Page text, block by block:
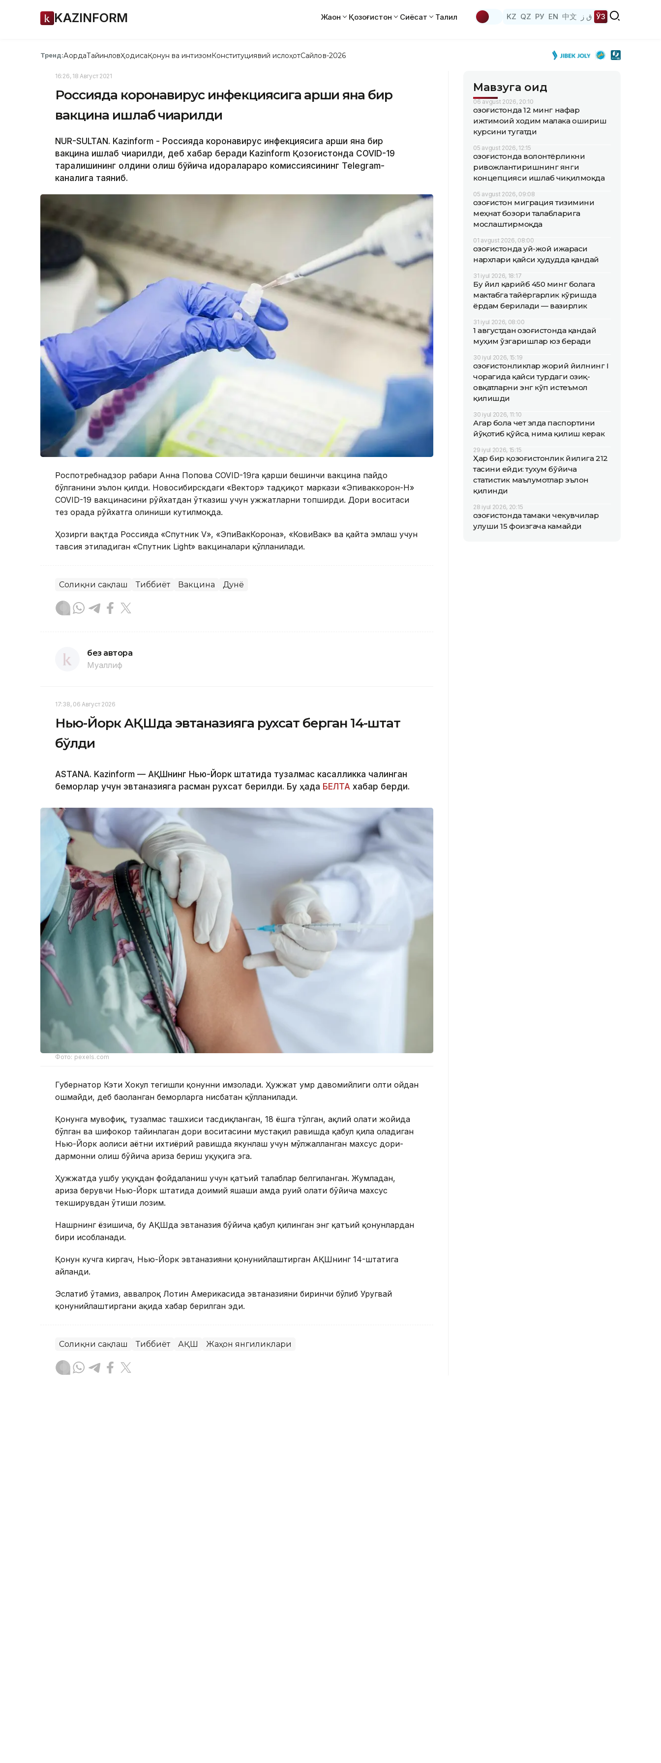
KAZINFORM Жаҳон Қозоғистон Сиёсат Таҳлил KZ QZ РУ EN 中文 ق ز ЎЗ
Тренд:АқордаТайинловҲодисаҚонун ва интизомКонституциявий ислоҳотСайлов-2026
16:26, 18 Август 2021
Россияда коронавирус инфекциясига қарши яна бир
вакцина ишлаб чиқарилди
NUR-SULTAN. Kazinform - Россияда коронавирус инфекциясига қарши яна бир
вакцина ишлаб чиқарилди, деб хабар беради Kazinform Қозоғистонда COVID-19
тарқалишининг олдини олиш бўйича идоралараро комиссиясининг Telegram-
каналига таяниб.
Роспотребнадзор раҳбари Анна Попова COVID-19га қарши бешинчи вакцина пайдо
бўлганини эълон қилди. Новосибирскдаги «Вектор» тадқиқот маркази «Эпиваккорон-Н»
COVID-19 вакцинасини рўйхатдан ўтказиш учун ҳужжатларни топширди. Дори воситаси
тез орада рўйхатга олиниши кутилмоқда.
Ҳозирги вақтда Россияда «Спутник V», «ЭпиВакКорона», «КовиВак» ва қайта эмлаш учун
тавсия этиладиган «Спутник Light» вакциналари қўлланилади.
Соғлиқни сақлаш Тиббиёт Вакцина Дунё
без автора
Муаллиф
17:38, 06 Август 2026
Нью-Йорк АҚШда эвтаназияга рухсат берган 14-штат
бўлди
ASTANA. Kazinform — АҚШнинг Нью-Йорк штатида тузалмас касалликка чалинган
беморлар учун эвтаназияга расман рухсат берилди. Бу ҳақда БЕЛТА хабар берди.
Фото: pexels.com
Губернатор Кэти Хокул тегишли қонунни имзолади. Ҳужжат умр давомийлиги олти ойдан
ошмайди, деб баҳоланган беморларга нисбатан қўлланилади.
Қонунга мувофиқ, тузалмас ташхиси тасдиқланган, 18 ёшга тўлган, ақлий ҳолати жойида
бўлган ва шифокор тайинлаган дори воситасини мустақил равишда қабул қила оладиган
Нью-Йорк аҳолиси ҳаётни ихтиёрий равишда якунлаш учун мўлжалланган махсус дори-
дармонни олиш бўйича ариза бериш ҳуқуқига эга.
Ҳужжатда ушбу ҳуқуқдан фойдаланиш учун қатъий талаблар белгиланган. Жумладан,
ариза берувчи Нью-Йорк штатида доимий яшаши ҳамда руҳий ҳолати бўйича махсус
текширувдан ўтиши лозим.
Нашрнинг ёзишича, бу АҚШда эвтаназия бўйича қабул қилинган энг қатъий қонунлардан
бири ҳисобланади.
Қонун кучга киргач, Нью-Йорк эвтаназияни қонунийлаштирган АҚШнинг 14-штатига
айланди.
Эслатиб ўтамиз, аввалроқ Лотин Америкасида эвтаназияни биринчи бўлиб Уругвай
қонунийлаштиргани ҳақида хабар берилган эди.
Соғлиқни сақлаш Тиббиёт АҚШ Жаҳон янгиликлари
Мавзуга оид
06 avgust 2026, 20:10
Қозоғистонда 12 минг нафар
ижтимоий ходим малака ошириш
курсини тугатди
05 avgust 2026, 12:15
Қозоғистонда волонтёрликни
ривожлантиришнинг янги
концепцияси ишлаб чиқилмоқда
05 avgust 2026, 09:08
Қозоғистон миграция тизимини
меҳнат бозори талабларига
мослаштирмоқда
01 avgust 2026, 08:00
Қозоғистонда уй-жой ижараси
нархлари қайси ҳудудда қандай
31 iyul 2026, 18:17
Бу йил қарийб 450 минг болага
мактабга тайёргарлик кўришда
ёрдам берилади — вазирлик
31 iyul 2026, 08:00
1 августдан Қозоғистонда қандай
муҳим ўзгаришлар юз беради
30 iyul 2026, 15:19
Қозоғистонликлар жорий йилнинг I
чорагида қайси турдаги озиқ-
овқатларни энг кўп истеъмол
қилишди
30 iyul 2026, 11:10
Агар бола чет элда паспортини
йўқотиб қўйса, нима қилиш керак
29 iyul 2026, 15:15
Ҳар бир қозоғистонлик йилига 212
тасини ейди: тухум бўйича
статистик маълумотлар эълон
қилинди
28 iyul 2026, 20:15
Қозоғистонда тамаки чекувчилар
улуши 15 фоизгача камайди